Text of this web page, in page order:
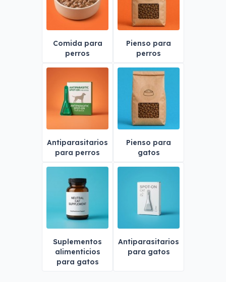
Comida para
perros
Pienso para
perros
Antiparasitarios
para perros
Pienso para
gatos
Suplementos
alimenticios
para gatos
Antiparasitarios
para gatos